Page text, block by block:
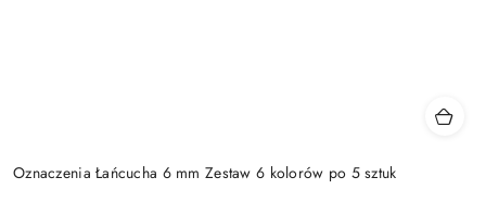
Oznaczenia Łańcucha 6 mm Zestaw 6 kolorów po 5 sztuk